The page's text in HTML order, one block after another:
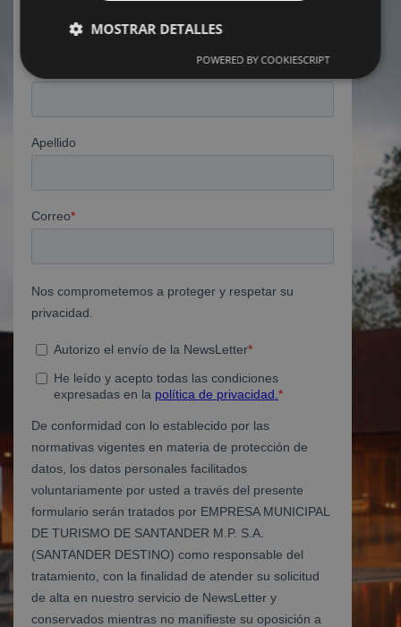
NEWSLETTER
MOSTRAR DETALLES
POWERED BY COOKIESCRIPT